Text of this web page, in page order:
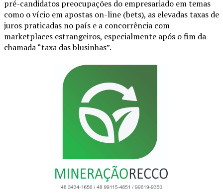
pré-candidatos preocupações do empresariado em temas
como o vício em apostas on-line (bets), as elevadas taxas de
juros praticadas no país e a concorrência com
marketplaces estrangeiros, especialmente após o fim da
chamada “taxa das blusinhas”.